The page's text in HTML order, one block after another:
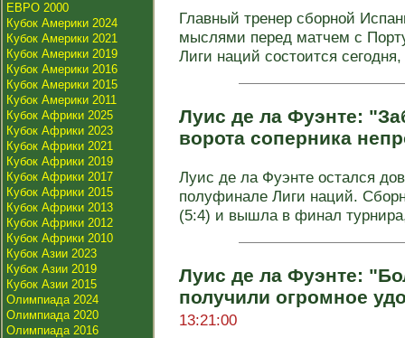
ЕВРО 2000
Кубок Америки 2024
Кубок Америки 2021
Кубок Америки 2019
Кубок Америки 2016
Кубок Америки 2015
Кубок Америки 2011
Кубок Африки 2025
Кубок Африки 2023
Кубок Африки 2021
Кубок Африки 2019
Кубок Африки 2017
Кубок Африки 2015
Кубок Африки 2013
Кубок Африки 2012
Кубок Африки 2010
Кубок Азии 2023
Кубок Азии 2019
Кубок Азии 2015
Олимпиада 2024
Олимпиада 2020
Олимпиада 2016
Главный тренер сборной
мыслями перед матчем с
Лиги наций состоится
Луис де ла Фуэнте:
ворота соперника
Луис де ла Фуэнте остался
полуфинале Лиги наций.
(5:4) и вышла в финал
Луис де ла Фуэнте:
получили огромное
13:21:00